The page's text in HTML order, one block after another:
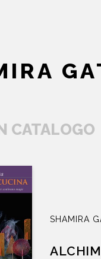
CATALOGO
SHAMIRA